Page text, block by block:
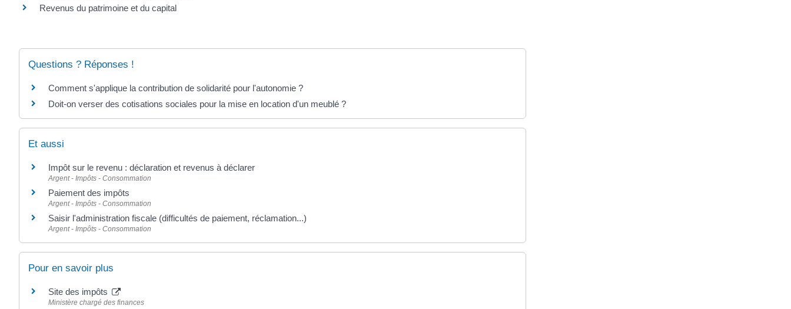
Revenus du patrimoine et du capital
Questions ? Réponses !
Comment s'applique la contribution de solidarité pour l'autonomie ?
Doit-on verser des cotisations sociales pour la mise en location d'un meublé ?
Et aussi
Impôt sur le revenu : déclaration et revenus à déclarer
Argent - Impôts - Consommation
Paiement des impôts
Argent - Impôts - Consommation
Saisir l'administration fiscale (difficultés de paiement, réclamation...)
Argent - Impôts - Consommation
Pour en savoir plus
Site des impôts
Ministère chargé des finances